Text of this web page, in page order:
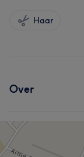
Haar
Over